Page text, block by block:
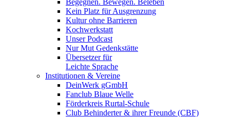
Begegnen. Bewegen. Beleben
Kein Platz für Ausgrenzung
Kultur ohne Barrieren
Kochwerkstatt
Unser Podcast
Nur Mut Gedenkstätte
Übersetzer für
Leichte Sprache
Institutionen & Vereine
DeinWerk gGmbH
Fanclub Blaue Welle
Förderkreis Rurtal-Schule
Club Behinderter & ihrer Freunde (CBF)